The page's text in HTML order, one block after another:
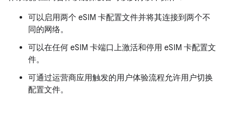
可以启用两个 eSIM 卡配置文件并将其连接到两个不
同的网络。
可以在任何 eSIM 卡端口上激活和停用 eSIM 卡配置文
件。
可通过运营商应用触发的用户体验流程允许用户切换
配置文件。